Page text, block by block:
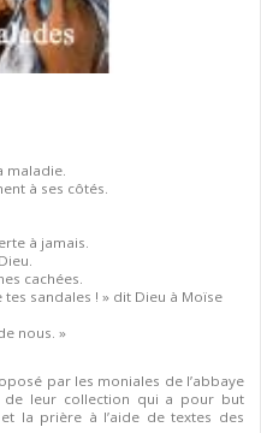
maladie.
à ses côtés.
à jamais.
cachées.
sandales ! » dit Dieu à Moïse
nous. »
par les moniales de l’abbaye
de leur collection qui a pour but
la prière à l’aide de textes des